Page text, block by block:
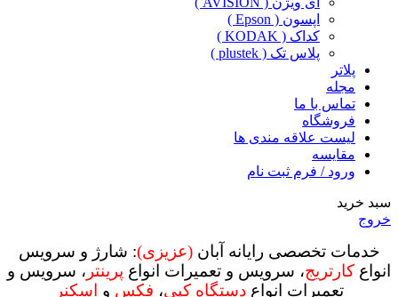
اپسون ( Epson )
کداک ( KODAK )
پلاس تک ( plustek )
پلاتر
مجله
تماس با ما
فروشگاه
لیست علاقه مندی ها
مقایسه
ورود / فرم ثبت نام
سبد خرید
خروج
خدمات تخصصی رایانه آبان (عزیزی): شارژ و سرویس
انواع کارتریج، سرویس و تعمیرات انواع پرینتر ، سرویس و
تعمیرات انواعدستگاه کپی، فکس و اسکنر